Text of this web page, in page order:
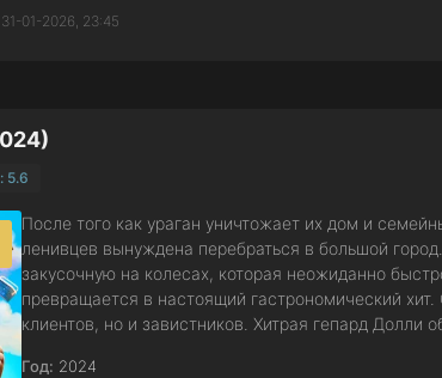
31-01-2026, 23:45
5.6
После того как ураган уничтожает их дом и
ленивцев вынуждена перебраться в большой
закусочную на колесах, которая неожиданно
превращается в настоящий гастрономический
клиентов, но и завистников. Хитрая гепард Долли
Год: 2024